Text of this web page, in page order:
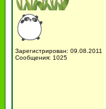
Зарегистрирован: 09.08.2011
Сообщения: 1025